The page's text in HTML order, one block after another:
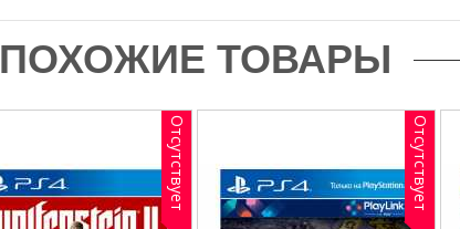
ПОХОЖИЕ ТОВАРЫ
Отсутствует Отсутствует